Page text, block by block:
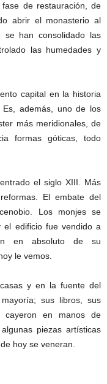
de restauración, de
abrir el monasterio al
se han consolidado las
las humedades y
capital en la historia
además, uno de los
más meridionales, de
formas góticas, todo
el siglo XIII. Más
El embate del
Los monjes se
edificio fue vendido a
en absoluto de su
le vemos.
y en la fuente del
sus libros, sus
cayeron en manos de
piezas artísticas
hoy se veneran.